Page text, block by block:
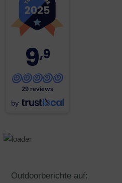
9,9
29 reviews
by
Outdoorberichte auf: